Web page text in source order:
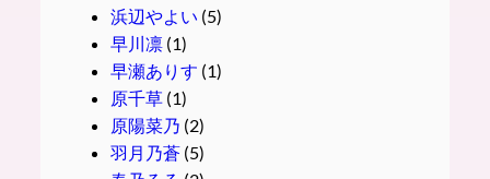
浜辺やよい (5)
早川凛(1)
早瀬ありす (1)
原千草 (1)
原陽菜乃 (2)
羽月乃蒼(5)